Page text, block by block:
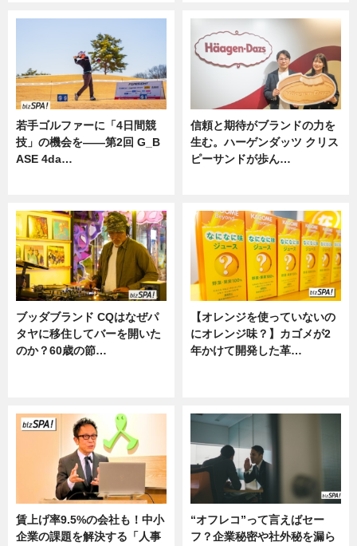
若手ゴルファーに「4日間競
技」の機会を——第2回 G_B
ASE 4da…
信頼と期待がブランドの力を
生む。ハーゲンダッツ クリス
ピーサンドが歩ん…
ブッダブランド CQはなぜパ
タヤに移住してバーを開いた
のか？60歳の節…
【オレンジを使っていないの
にオレンジ味？】カゴメが2
年かけて開発した革…
賃上げ率9.5%の会社も！中小
企業の課題を解決する「人事
“オフレコ”って言えばセー
フ？企業秘密や社外秘を漏ら